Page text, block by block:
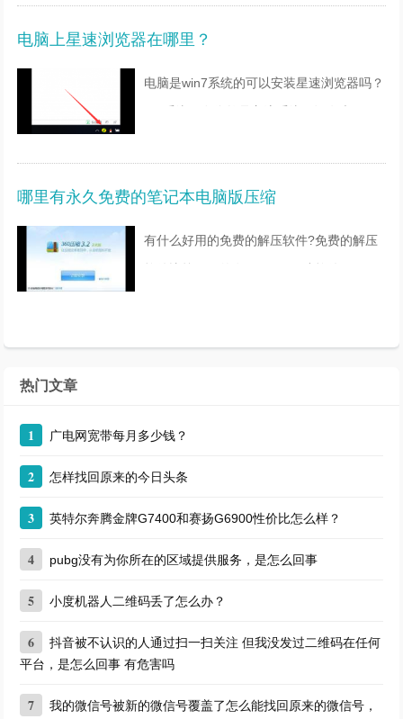
维修电脑的地方，或者
电脑上星速浏览器在哪里？
电脑是win7系统的可以安装星速浏览器吗？
下安装使用的电脑
哪里有永久免费的笔记本电脑版压缩
有什么好用的免费的解压软件?免费的解压
热门文章
1 广电网宽带每月多少钱？
2 怎样找回原来的今日头条
3 英特尔奔腾金牌G7400和赛扬G6900性价比怎么样？
4 pubg没有为你所在的区域提供服务，是怎么回事
5 小度机器人二维码丢了怎么办？
6
抖音被不认识的人通过扫一扫关注 但我没发过二维码在任何
平台，是怎么回事 有危害吗
7
我的微信号被新的微信号覆盖了怎么能找回原来的微信号，